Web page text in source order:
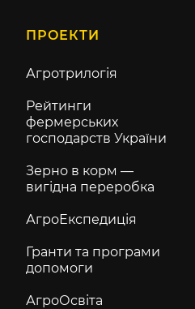
ПРОЕКТИ
Агротрилогія
Рейтинги
фермерських
господарств України
Зерно в корм —
вигідна переробка
АгроЕкспедиція
Гранти та програми
допомоги
АгроОсвіта